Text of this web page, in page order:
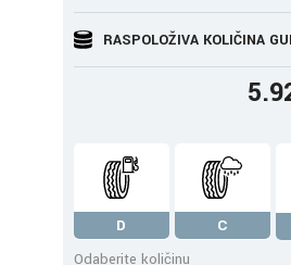
RASPOLOŽIVA KOLIČINA
D C
Odaberite količinu